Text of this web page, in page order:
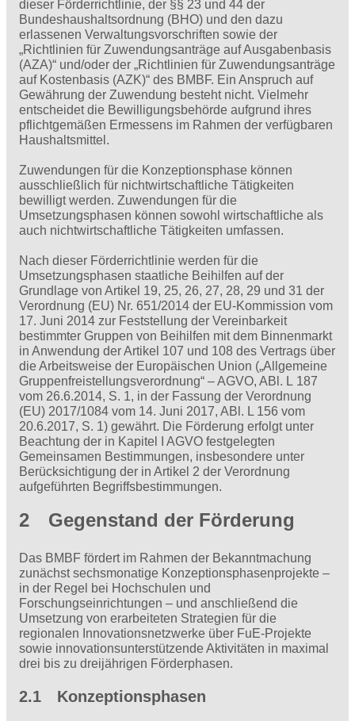
dieser Förderrichtlinie, der §§ 23 und 44 der
Bundeshaushaltsordnung (BHO) und den dazu
erlassenen Verwaltungsvorschriften sowie der
„Richtlinien für Zuwendungsanträge auf Ausgabenbasis
(AZA)“ und/oder der „Richtlinien für Zuwendungsanträge
auf Kostenbasis (AZK)“ des BMBF. Ein Anspruch auf
Gewährung der Zuwendung besteht nicht. Vielmehr
entscheidet die Bewilligungsbehörde aufgrund ihres
pflichtgemäßen Ermessens im Rahmen der verfügbaren
Haushaltsmittel.
Zuwendungen für die Konzeptionsphase können
ausschließlich für nichtwirtschaftliche Tätigkeiten
bewilligt werden. Zuwendungen für die
Umsetzungsphasen können sowohl wirtschaftliche als
auch nichtwirtschaftliche Tätigkeiten umfassen.
Nach dieser Förderrichtlinie werden für die
Umsetzungsphasen staatliche Beihilfen auf der
Grundlage von Artikel 19, 25, 26, 27, 28, 29 und 31 der
Verordnung (EU) Nr. 651/2014 der EU-Kommission vom
17. Juni 2014 zur Feststellung der Vereinbarkeit
bestimmter Gruppen von Beihilfen mit dem Binnenmarkt
in Anwendung der Artikel 107 und 108 des Vertrags über
die Arbeitsweise der Europäischen Union („Allgemeine
Gruppenfreistellungsverordnung“ – AGVO, ABl. L 187
vom 26.6.2014, S. 1, in der Fassung der Verordnung
(EU) 2017/1084 vom 14. Juni 2017, ABl. L 156 vom
20.6.2017, S. 1) gewährt. Die Förderung erfolgt unter
Beachtung der in Kapitel I AGVO festgelegten
Gemeinsamen Bestimmungen, insbesondere unter
Berücksichtigung der in Artikel 2 der Verordnung
aufgeführten Begriffsbestimmungen.
2 Gegenstand der Förderung
Das BMBF fördert im Rahmen der Bekanntmachung
zunächst sechsmonatige Konzeptionsphasenprojekte –
in der Regel bei Hochschulen und
Forschungseinrichtungen – und anschließend die
Umsetzung von erarbeiteten Strategien für die
regionalen Innovationsnetzwerke über FuE-Projekte
sowie innovationsunterstützende Aktivitäten in maximal
drei bis zu dreijährigen Förderphasen.
2.1 Konzeptionsphasen